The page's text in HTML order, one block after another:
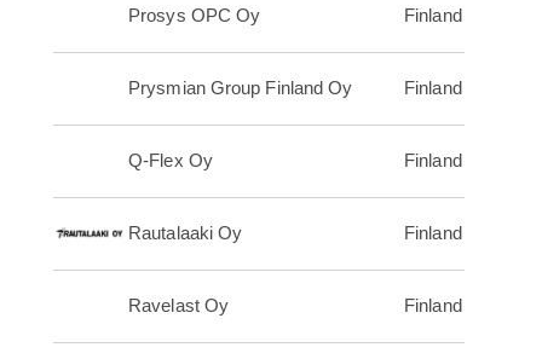
Prosys OPC Oy Finland
Prysmian Group Finland Oy Finland
Q-Flex Oy Finland
Rautalaaki Oy Finland
Ravelast Oy Finland